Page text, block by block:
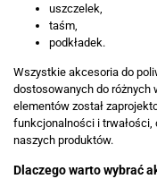
uszczelek,
taśm,
podkładek.
Wszystkie akcesoria do
dostosowanych do różnych
elementów został
funkcjonalności i
naszych produktów.
Dlaczego warto wybrać